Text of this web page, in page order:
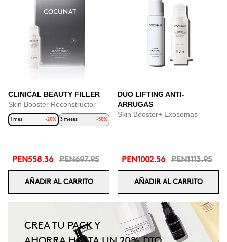
CLINICAL BEAUTY FILLER
Skin Booster Reconstructor
1 mes -20% 3 meses -50%
PEN558.36 PEN697.95
AÑADIR AL CARRITO
DUO LIFTING ANTI-
ARRUGAS
Skin Booster+ Exosomas
PEN1002.56 PEN1113.95
AÑADIR AL CARRITO
CREA TU PACK Y